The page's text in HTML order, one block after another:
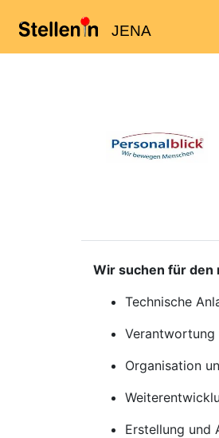
JENA
Wir suchen für den
Technische
Verantwortung
Organisation
Erstellung und